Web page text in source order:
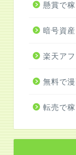
懸賞で
暗号資産
楽天ア
無料で
転売で